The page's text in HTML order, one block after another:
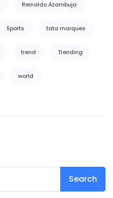
Reinaldo Azambuja
Sports tata marques
trend Trending
world